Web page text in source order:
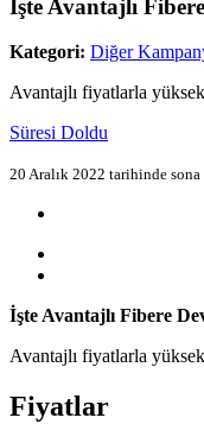
İşte Avantajlı
Kategori: Diğer
Avantajlı fiyatlarla
Süresi Doldu
20 Aralık 2022 tarihinde
İşte Avantajlı Fibere
Avantajlı fiyatlarla
Fiyatlar